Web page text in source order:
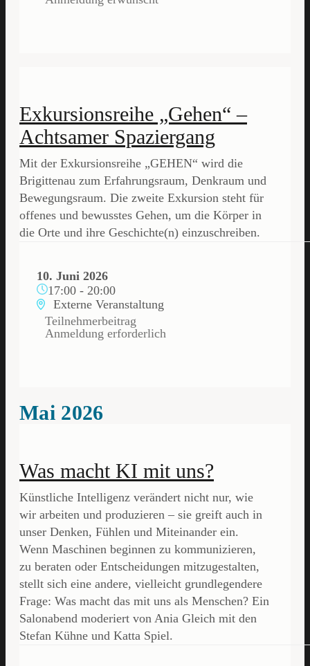
Exkursionsreihe „Gehen“ –
Achtsamer Spaziergang
Mit der Exkursionsreihe „GEHEN“ wird die
Brigittenau zum Erfahrungsraum, Denkraum und
Bewegungsraum. Die zweite Exkursion steht für
offenes und bewusstes Gehen, um die Körper in
die Orte und ihre Geschichte(n) einzuschreiben.
10. Juni 2026
17:00 - 20:00
Externe Veranstaltung
Teilnehmerbeitrag
Anmeldung erforderlich
Mai 2026
Was macht KI mit uns?
Künstliche Intelligenz verändert nicht nur, wie
wir arbeiten und produzieren – sie greift auch in
unser Denken, Fühlen und Miteinander ein.
Wenn Maschinen beginnen zu kommunizieren,
zu beraten oder Entscheidungen mitzugestalten,
stellt sich eine andere, vielleicht grundlegendere
Frage: Was macht das mit uns als Menschen? Ein
Salonabend moderiert von Ania Gleich mit den
Stefan Kühne und Katta Spiel.